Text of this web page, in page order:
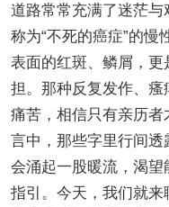
道路常常充满了迷茫
称为“不死的癌症”的
表面的红斑、鳞屑，
担。那种反复发作、
痛苦，相信只有亲历
言中，那些字里行间
会涌起一股暖流，渴
指引。今天，我们就